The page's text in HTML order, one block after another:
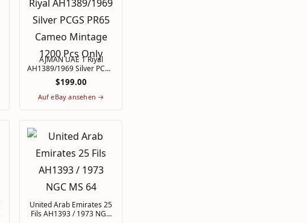
AJMAN UAE 1 Riyal
AH1389/1969 Silver PCGS
PR65 Cameo Mintage
1200 Pcs Only
$199.00
Auf eBay ansehen →
United Arab Emirates 25
Fils AH1393 / 1973 NGC